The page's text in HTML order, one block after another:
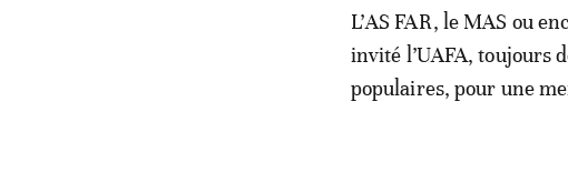
L’AS FAR, le MAS ou
invité l’UAFA, toujours
populaires, pour une